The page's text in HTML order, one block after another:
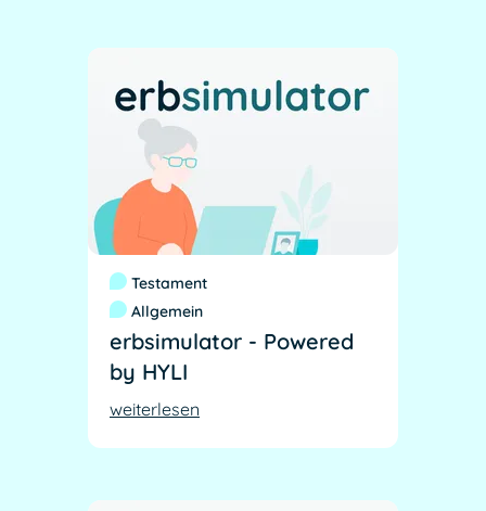
Testament
Allgemein
erbsimulator - Powered
by HYLI
weiterlesen